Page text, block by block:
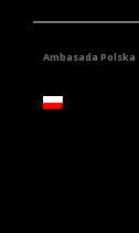
Ambasada Polska